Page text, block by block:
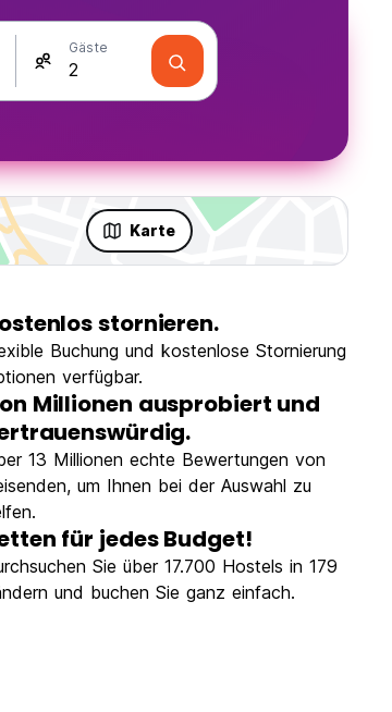
Gäste
Karte
stornieren.
Buchung und kostenlose Stornierung
verfügbar.
Millionen ausprobiert und
13 Millionen echte Bewertungen von
um Ihnen bei der Auswahl zu
für jedes Budget!
Sie über 17.700 Hostels in 179
und buchen Sie ganz einfach.